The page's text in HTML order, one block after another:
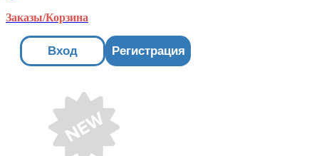
Заказы/Корзина
Вход Регистрация